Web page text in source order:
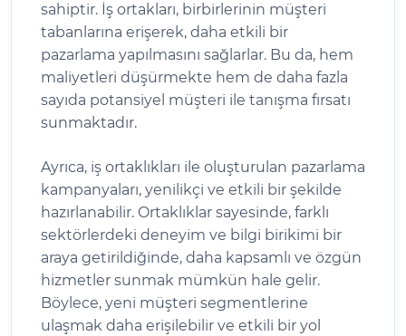
sahiptir. İş ortakları, birbirlerinin müşteri
tabanlarına erişerek, daha etkili bir
pazarlama yapılmasını sağlarlar. Bu da, hem
maliyetleri düşürmekte hem de daha fazla
sayıda potansiyel müşteri ile tanışma fırsatı
sunmaktadır.
Ayrıca, iş ortaklıkları ile oluşturulan pazarlama
kampanyaları, yenilikçi ve etkili bir şekilde
hazırlanabilir. Ortaklıklar sayesinde, farklı
sektörlerdeki deneyim ve bilgi birikimi bir
araya getirildiğinde, daha kapsamlı ve özgün
hizmetler sunmak mümkün hale gelir.
Böylece, yeni müşteri segmentlerine
ulaşmak daha erişilebilir ve etkili bir yol